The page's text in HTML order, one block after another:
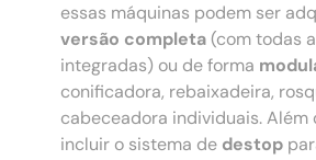
essas máquinas podem ser
versão completa (com todas
integradas) ou de forma
conificadora, rebaixadeira,
cabeceadora individuais. Além
incluir o sistema de destop